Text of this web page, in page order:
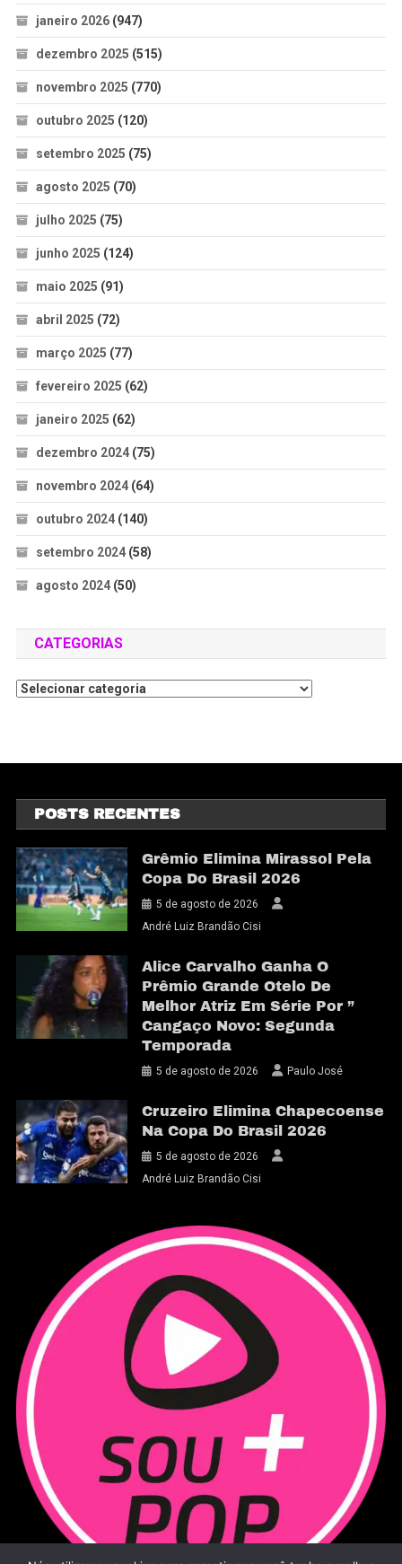
janeiro 2026(947)
dezembro 2025 (515)
novembro 2025 (770)
outubro 2025 (120)
setembro 2025 (75)
agosto 2025 (70)
julho 2025 (75)
junho 2025 (124)
maio 2025 (91)
abril 2025 (72)
março 2025 (77)
fevereiro 2025 (62)
janeiro 2025 (62)
dezembro 2024(75)
novembro 2024(64)
outubro 2024(140)
setembro 2024(58)
agosto 2024(50)
CATEGORIAS
POSTS RECENTES
Grêmio Elimina Mirassol Pela
Copa Do Brasil 2026
5 de agosto de 2026
André Luiz Brandão Cisi
Alice Carvalho Ganha O
Prêmio Grande Otelo De
Melhor Atriz Em Série Por ”
Cangaço Novo: Segunda
Temporada
5 de agosto de 2026 Paulo José
Cruzeiro Elimina Chapecoense
Na Copa Do Brasil 2026
5 de agosto de 2026
André Luiz Brandão Cisi